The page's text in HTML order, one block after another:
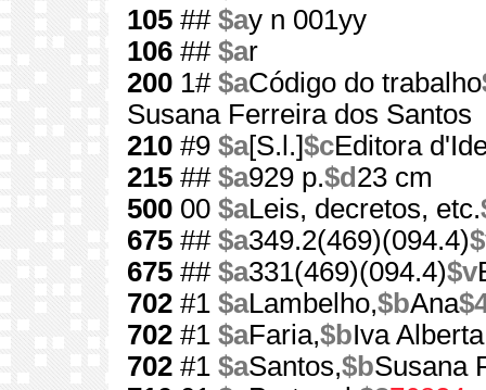
105 ## $ay n 001yy
106 ## $ar
200 1# $aCódigo do trabalho
Susana Ferreira dos Santos
210 #9 $a[S.l.]$cEditora
215 ## $a929 p.$d 23 cm
500 00 $aLeis, decretos, etc.
675 ## $a349.2(469)(094.4)
675 ## $a331(469)(094.4)$v
702 #1 $aLambelho,$bAna
702 #1 $aFaria,$bIva
702 #1 $aSantos,$bSusana